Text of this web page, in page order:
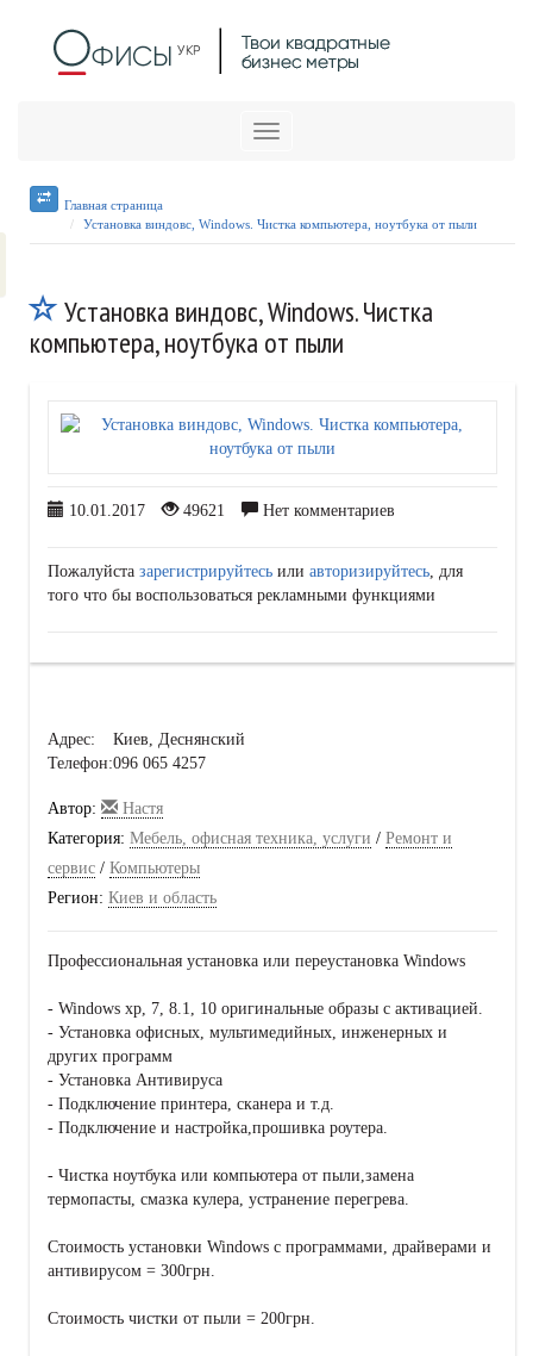
Меню
Главная страница
Установка виндовс, Windows. Чистка компьютера, ноутбука от пыли
Установка виндовс, Windows. Чистка
компьютера, ноутбука от пыли
10.01.2017 49621 Нет комментариев
Пожалуйста зарегистрируйтесь или авторизируйтесь, для
того что бы воспользоваться рекламными функциями
Адрес:
Киев, Деснянский
Телефон:096 065 4257
Автор:
Настя
Категория: Мебель, офисная техника, услуги / Ремонт и
сервис / Компьютеры
Регион: Киев и область
Профессиональная установка или переустановка Windows
- Windows xp, 7, 8.1, 10 оригинальные образы с активацией.
- Установка офисных, мультимедийных, инженерных и
других программ
- Установка Антивируса
- Подключение принтера, сканера и т.д.
- Подключение и настройка,прошивка роутера.
- Чистка ноутбука или компьютера от пыли,замена
термопасты, смазка кулера, устранение перегрева.
Стоимость установки Windows с программами, драйверами и
антивирусом = 300грн.
Стоимость чистки от пыли = 200грн.